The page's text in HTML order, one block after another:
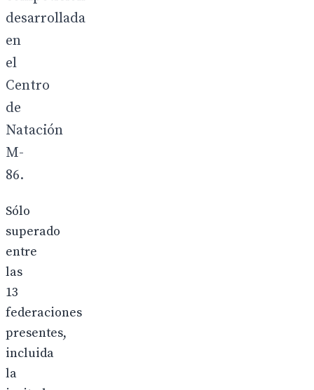
desarrollada
en
el
Centro
de
Natación
M-
86.
Sólo
superado
entre
las
13
federaciones
presentes,
incluida
la